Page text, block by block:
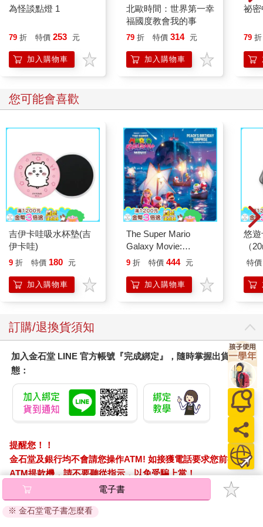
為怪談點燈 1
79 折 特價 253 元
加入購物車
北歐時間：世界第一幸
福國度教會我的事
79 折 特價 314 元
加入購物車
祕
79 折
您可能會喜歡
吉伊卡哇吸水杯墊(吉
伊卡哇)
9 折 特價 180 元
加入購物車
The Super Mario
Galaxy Movie:
Peach`s Birthday
Mario Galaxy Movie
Storybook
9 折 特價 444 元
加入購物車
悠
（
特價
訂購/退換貨須知
加入金石堂 LINE 官方帳號『完成綁定』，隨時掌握出貨動
態：
提醒您！！
金石堂及銀行均不會請您操作ATM! 如接獲電話要求您前往
ATM提款機，請不要聽從指示，以免受騙上當！
購買須知：
使用金石堂電子書服務即為同意
電子書
※ 金石堂電子書怎麼看